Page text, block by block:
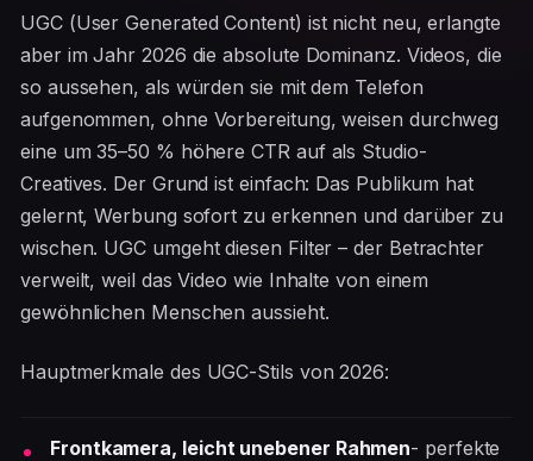
UGC (User Generated Content) ist nicht neu, erlangte
aber im Jahr 2026 die absolute Dominanz. Videos, die
so aussehen, als würden sie mit dem Telefon
aufgenommen, ohne Vorbereitung, weisen durchweg
eine um 35–50 % höhere CTR auf als Studio-
Creatives. Der Grund ist einfach: Das Publikum hat
gelernt, Werbung sofort zu erkennen und darüber zu
wischen. UGC umgeht diesen Filter – der Betrachter
verweilt, weil das Video wie Inhalte von einem
gewöhnlichen Menschen aussieht.
Hauptmerkmale des UGC-Stils von 2026:
Frontkamera, leicht unebener Rahmen- perfekte